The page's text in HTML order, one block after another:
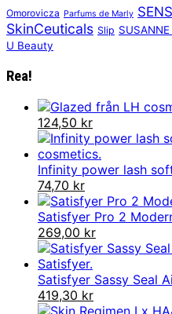
Omorovicza Parfums de Marly
SkinCeuticals Slip
U Beauty
Rea!
Det
ursprungliga
priset
var:
249,00 kr.
124,50 krDet
nuvarande
priset
är:
Infinity power lash
Det
ursprungliga
priset
var:
249,00 kr.
74,70 krDet
nuvarande
priset
är:
74,70 kr.
Satisfyer Pro 2
Det
ursprungliga
priset
var:
549,00 kr.
269,00 krDet
nuvarande
är:
Satisfyer Sassy Seal
Det
ursprungliga
419,30 krDet
nuvarande